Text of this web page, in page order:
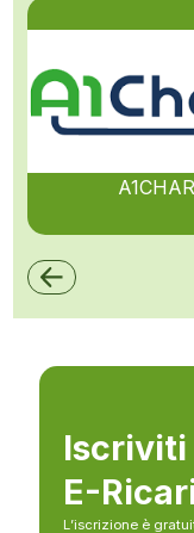
Iscriviti
E-
L’iscrizione è